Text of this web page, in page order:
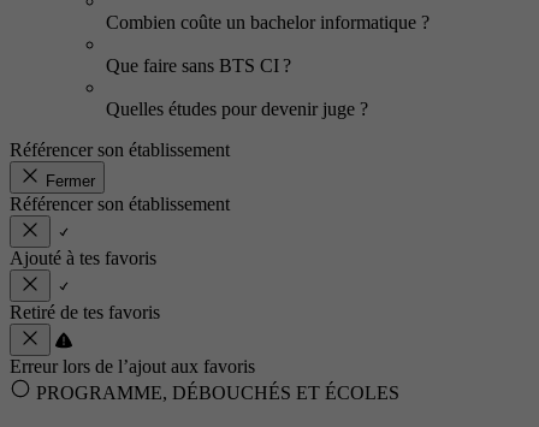
Combien coûte un bachelor informatique ?
Que faire sans BTS CI ?
Quelles études pour devenir juge ?
Référencer son établissement
Fermer
Référencer son établissement
Ajouté à tes favoris
Retiré de tes favoris
Erreur lors de l’ajout aux favoris
PROGRAMME, DÉBOUCHÉS ET ÉCOLES